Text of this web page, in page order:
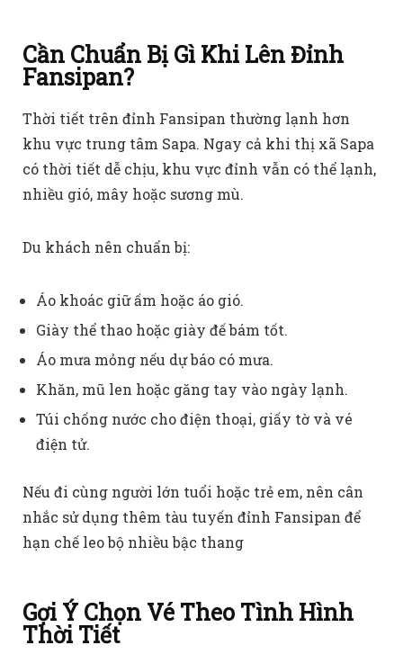
Cần Chuẩn Bị Gì Khi Lên Đỉnh
Fansipan?
Thời tiết trên đỉnh Fansipan thường lạnh hơn
khu vực trung tâm Sapa. Ngay cả khi thị xã Sapa
có thời tiết dễ chịu, khu vực đỉnh vẫn có thể lạnh,
nhiều gió, mây hoặc sương mù.
Du khách nên chuẩn bị:
Áo khoác giữ ấm hoặc áo gió.
Giày thể thao hoặc giày đế bám tốt.
Áo mưa mỏng nếu dự báo có mưa.
Khăn, mũ len hoặc găng tay vào ngày lạnh.
Túi chống nước cho điện thoại, giấy tờ và vé
điện tử.
Nếu đi cùng người lớn tuổi hoặc trẻ em, nên cân
nhắc sử dụng thêm tàu tuyến đỉnh Fansipan để
hạn chế leo bộ nhiều bậc thang
Gợi Ý Chọn Vé Theo Tình Hình
Thời Tiết